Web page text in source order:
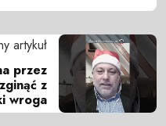
artykuł
przez
z
wroga